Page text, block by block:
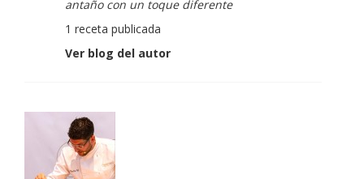
antaño con un toque diferente
1 receta publicada
Ver blog del autor